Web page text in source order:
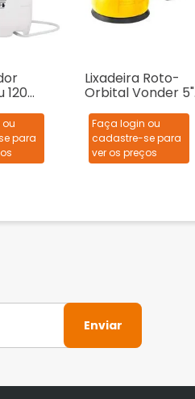
120
Litros
para
Lixadeira Roto-
Orbital Vonder 5"
Faça login ou
cadastre-se para
ver os preços
Enviar